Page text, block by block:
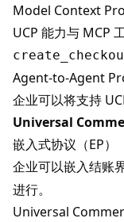
Model Context
UCP 能力与 MCP
Agent-to-Agent
企业可以将支持
Universal
嵌入式协议（EP）
企业可以嵌入结账
进行。
Universal